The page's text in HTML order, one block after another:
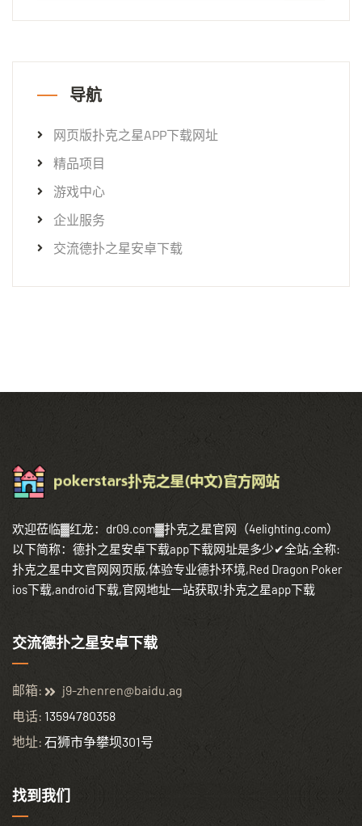
导航
网页版扑克之星APP下载网址
精品项目
游戏中心
企业服务
交流德扑之星安卓下载
欢迎莅临▓红龙：dr09.com▓扑克之星官网（4elighting.com）
以下简称：德扑之星安卓下载app下载网址是多少✔全站,全称:
扑克之星中文官网网页版,体验专业德扑环境,Red Dragon Poker
ios下载,android下载,官网地址一站获取!扑克之星app下载
交流德扑之星安卓下载
邮箱:
j9-zhenren@baidu.ag
电话: 13594780358
地址: 石狮市争攀坝301号
找到我们